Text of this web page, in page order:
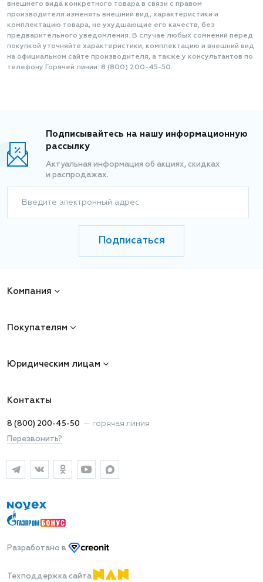
внешнего вида конкретного товара в связи с правом
производителя изменять внешний вид, характеристики и
комплектацию товара, не ухудшающие его качеств, без
предварительного уведомления. В случае любых сомнений перед
покупкой уточняйте характеристики, комплектацию и внешний вид
на официальном сайте производителя, а также у консультантов по
телефону Горячей линии: 8 (800) 200-45-50.
Подписывайтесь на нашу информационную
рассылку
Актуальная информация об акциях, скидках
и распродажах.
Введите электронный адрес
Подписаться
Компания
Покупателям
Юридическим лицам
Контакты
8 (800) 200-45-50 — горячая линия
Перезвонить?
Разработано в
Техподдержка сайта